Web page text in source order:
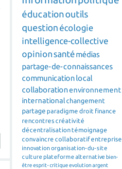
éducationoutils
question écologie
intelligence-collective
opinion santé médias
partage-de-connaissances
communication local
collaborationenvironnement
internationalchangement
partage paradigme droit finance
rencontrescréativité
décentralisation témoignage
convaincre collaboratifentreprise
innovation organisation-du-site
culture plateforme alternative bien-
êtreesprit-critiqueevolutionargent